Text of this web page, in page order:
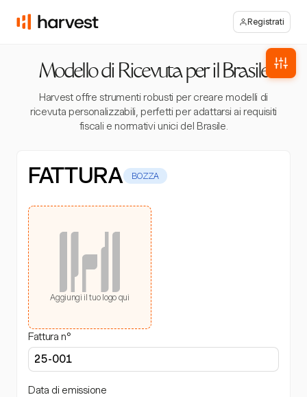
Registrati
Modello di Ricevuta per il Brasile
Harvest offre strumenti robusti per creare modelli di
ricevuta personalizzabili, perfetti per adattarsi ai requisiti
fiscali e normativi unici del Brasile.
FATTURA BOZZA
Aggiungi il tuo logo qui
Fattura n°
Data di emissione